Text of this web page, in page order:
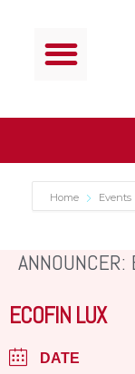
Home Events
ANNOUNCER:
ECOFIN LUX
DATE